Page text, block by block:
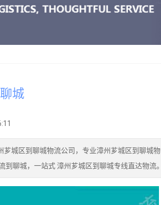
城
城区到聊城物流公司，专业漳州芗城区到聊城物
聊城，一站式 漳州芗城区到聊城专线直达物流。